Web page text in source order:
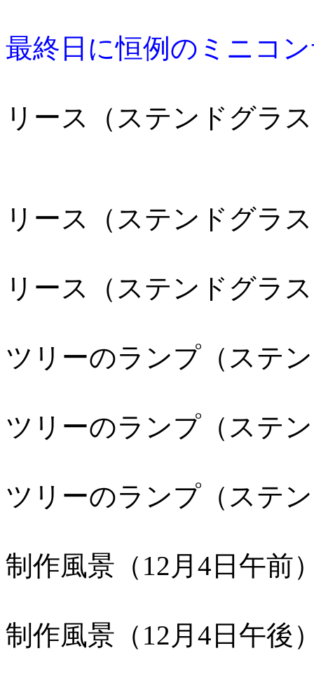
最終日に恒例のミニコ
リース（ステンドグラ
リース（ステンドグラ
リース（ステンドグラ
ツリーのランプ（ステ
ツリーのランプ（ステ
ツリーのランプ（ステ
制作風景（12月4日午前
制作風景（12月4日午後